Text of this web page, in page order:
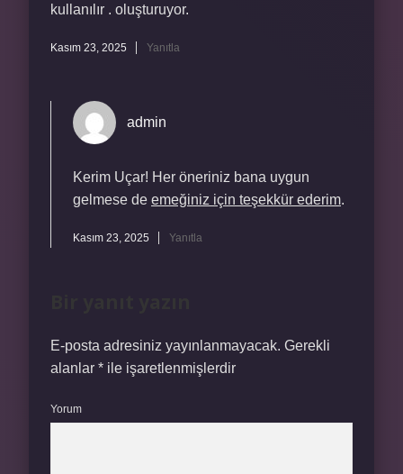
kullanılır . oluşturuyor.
Kasım 23, 2025 Yanıtla
admin
Kerim Uçar! Her öneriniz bana uygun
gelmese de emeğiniz için teşekkür ederim.
Kasım 23, 2025 Yanıtla
E-posta adresiniz yayınlanmayacak. Gerekli
alanlar * ile işaretlenmişlerdir
Yorum